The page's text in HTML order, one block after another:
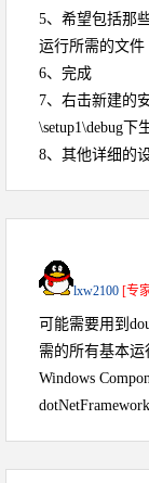
5、希望包括那
运行所需的文件
6、完成
7、右击新建的
\setup1\debug下
8、其他详细的
lxw2100 [专
可能需要用到
需的所有基本运
Windows